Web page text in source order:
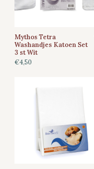
Mythos Tetra
Washandjes Katoen Set
3 st Wit
€4,50